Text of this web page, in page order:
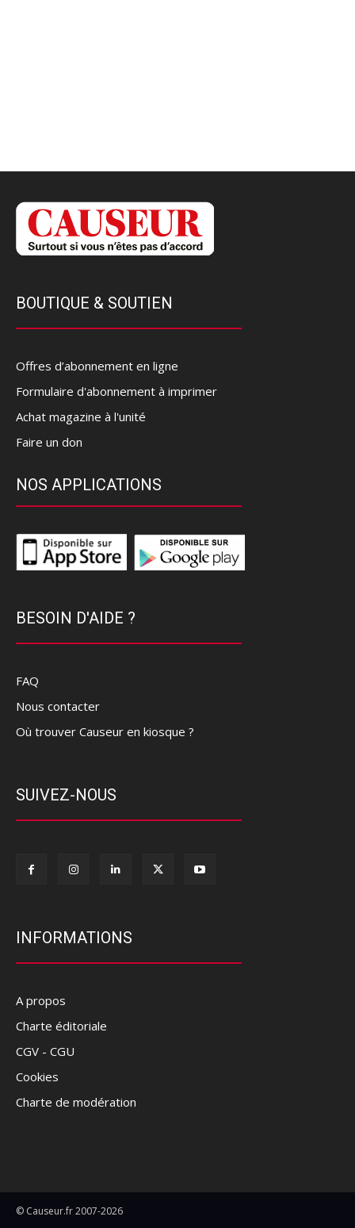
BOUTIQUE & SOUTIEN
Offres d’abonnement en ligne
Formulaire d'abonnement à imprimer
Achat magazine à l'unité
Faire un don
NOS APPLICATIONS
BESOIN D'AIDE ?
FAQ
Nous contacter
Où trouver Causeur en kiosque ?
SUIVEZ-NOUS
INFORMATIONS
A propos
Charte éditoriale
CGV - CGU
Cookies
Charte de modération
© Causeur.fr 2007-2026